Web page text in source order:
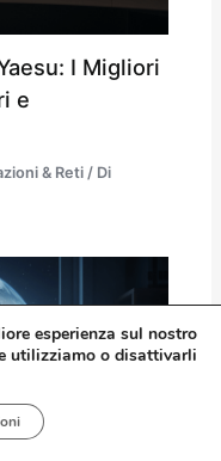
I Migliori
e
& Reti / Di
esperienza sul nostro
utilizziamo o disattivarli